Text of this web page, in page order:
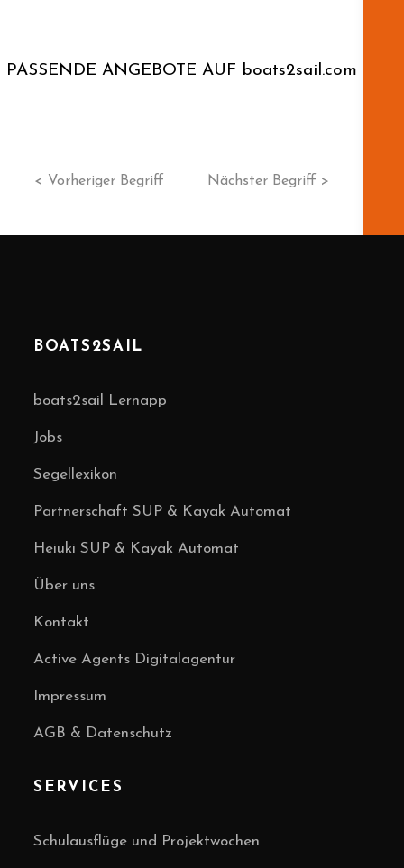
PASSENDE ANGEBOTE AUF boats2sail.com
< Vorheriger Begriff Nächster Begriff >
BOATS2SAIL
boats2sail Lernapp
Jobs
Segellexikon
Partnerschaft SUP & Kayak Automat
Heiuki SUP & Kayak Automat
Über uns
Kontakt
Active Agents Digitalagentur
Impressum
AGB & Datenschutz
SERVICES
Schulausflüge und Projektwochen